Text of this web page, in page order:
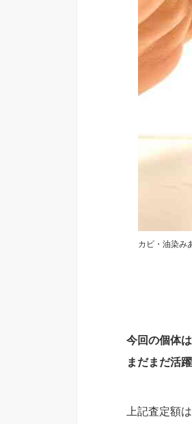
カビ・油染み
今回の個体
まだまだ活
上記査定額